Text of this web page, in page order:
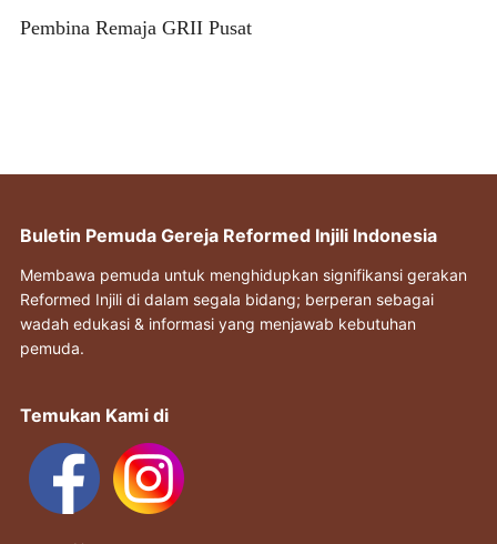
Pembina Remaja GRII Pusat
Buletin Pemuda Gereja Reformed Injili Indonesia
Membawa pemuda untuk menghidupkan signifikansi gerakan
Reformed Injili di dalam segala bidang; berperan sebagai
wadah edukasi & informasi yang menjawab kebutuhan
pemuda.
Temukan Kami di